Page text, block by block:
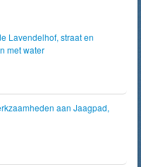
Lavendelhof, straat en
met water
aan Jaagpad,